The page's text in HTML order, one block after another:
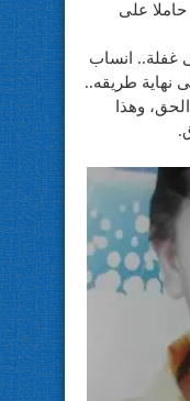
على
غفلة.. انساب
نهاية طريقه..
وهذا